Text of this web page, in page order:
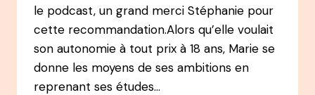
le podcast, un grand merci Stéphanie pour
cette recommandation.Alors qu’elle voulait
son autonomie à tout prix à 18 ans, Marie se
donne les moyens de ses ambitions en
reprenant ses études…